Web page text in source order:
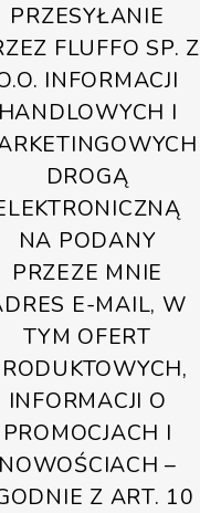
PRZESYŁANIE
FLUFFO SP. Z
INFORMACJI
HANDLOWYCH I
DROGĄ
NA PODANY
PRZEZE MNIE
E-MAIL, W
TYM OFERT
INFORMACJI O
PROMOCJACH I
NOWOŚCIACH –
Z ART. 10